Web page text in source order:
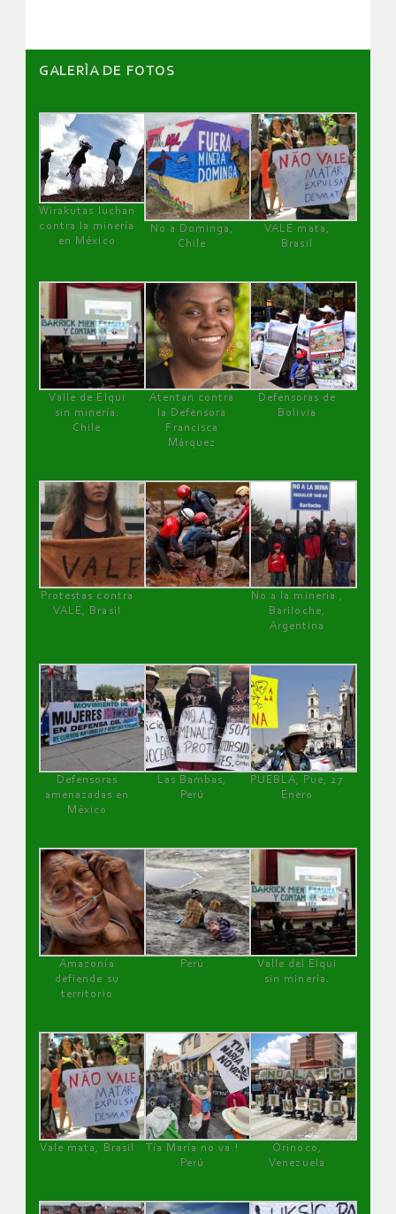
GALERÌA DE FOTOS
Wirakutas luchan
contra la minería
en México
No a Dominga,
Chile
VALE mata,
Brasil
Valle de Elqui
sin minería.
Chile
Atentan contra
la Defensora
Francisca
Márquez
Defensoras de
Bolivia
Protestas contra
VALE, Brasil
No a la minería ,
Bariloche,
Argentina
Defensoras
amenazadas en
México
Las Bambas,
Perú
PUEBLA, Pue, 27
Enero
Amazonía
defiende su
territorio
Perú
Valle del Elqui
sin minería.
Vale mata, Brasil
Tía María no va !
Perú
Orinoco,
Venezuela